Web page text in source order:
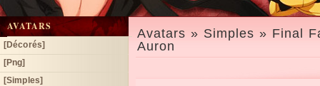
AVATARS
[Décorés]
[Png]
[Simples]
Avatars » Simples » Final
Auron